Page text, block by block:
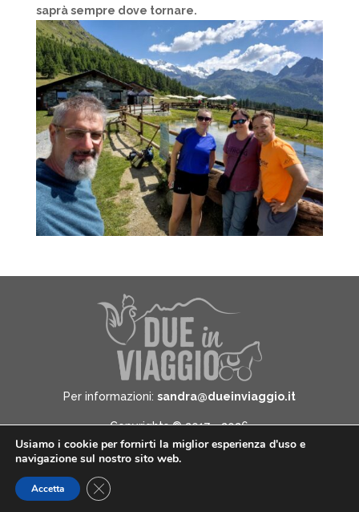
saprà sempre dove tornare.
Per informazioni: sandra@dueinviaggio.it
Copyrights © 2017 - 2026
Due in Viaggio - All Rights Reserved -
Usiamo i cookie per fornirti la miglior esperienza d'uso e
navigazione sul nostro sito web.
Accetta Close GDPR Cookie Banner